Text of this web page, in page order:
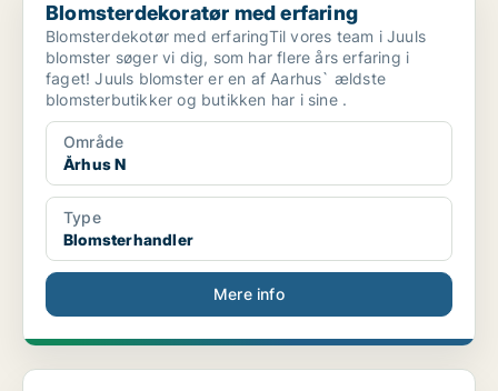
Blomsterdekoratør med erfaring
Blomsterdekotør med erfaringTil vores team i Juuls
blomster søger vi dig, som har flere års erfaring i
faget! Juuls blomster er en af Aarhus` ældste
blomsterbutikker og butikken har i sine .
Område
Århus N
Type
Blomsterhandler
Mere info
Frk. Flora Silkeborg søger en engageret blomsterbi...